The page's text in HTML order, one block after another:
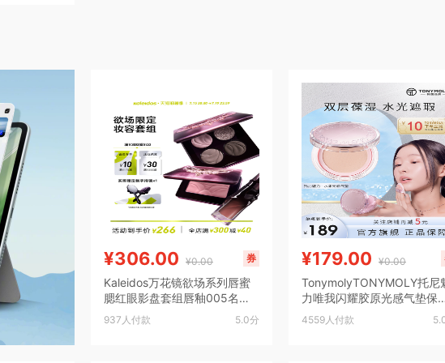
¥306.00 ¥0.00 券
Kaleidos万花镜欲场系列唇蜜
腮红眼影盘套组唇釉005名利
场103P09
937人付款 5.0分
¥179.00 ¥0.00
TonymolyTONYMOLY托尼
力唯我闪耀胶原光感气垫保湿
遮瑕粉底bb霜
4559人付款